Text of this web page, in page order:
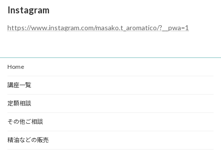
ー
カ
イ
Instagram
https://www.instagram.com/masako.t_aromatico/?__pwa=1
Home
講座一覧
定額相談
その他ご相談
精油などの販売